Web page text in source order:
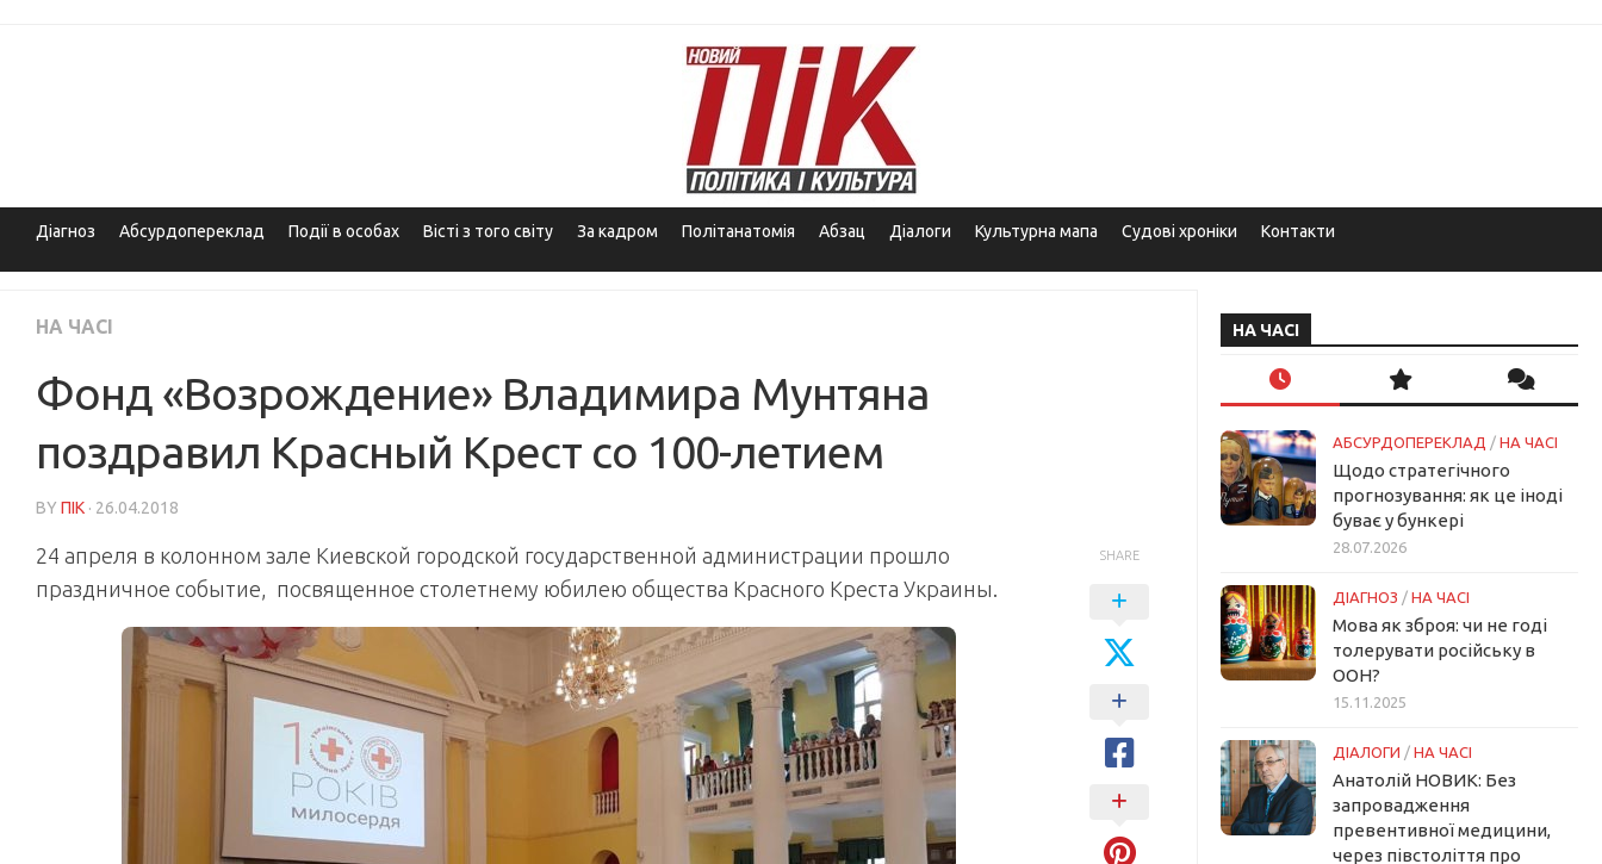
Діагноз Абсурдопереклад Події в особах Вісті з того світу За кадром Політанатомія Абзац Діалоги Культурна мапа Судові хроніки Контакти
НА ЧАСІ
Фонд «Возрождение» Владимира Мунтяна
поздравил Красный Крест со 100-летием
BY ПІК · 26.04.2018
24 апреля в колонном зале Киевской городской государственной администрации прошло
праздничное событие, посвященное столетнему юбилею общества Красного Креста Украины.
SHARE
НА ЧАСІ
АБСУРДОПЕРЕКЛАД / НА ЧАСІ
Щодо стратегічного
прогнозування: як це іноді
буває у бункері
28.07.2026
ДІАГНОЗ / НА ЧАСІ
Мова як зброя: чи не годі
толерувати російську в
ООН?
15.11.2025
ДІАЛОГИ / НА ЧАСІ
Анатолій НОВИК: Без
запровадження
превентивної медицини,
через півстоліття про